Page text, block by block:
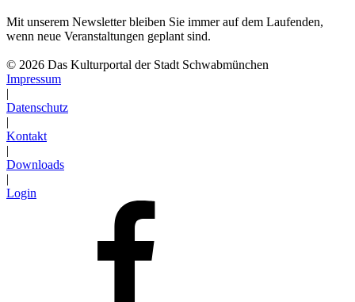
Mit unserem Newsletter bleiben Sie immer auf dem Laufenden,
wenn neue Veranstaltungen geplant sind.
© 2026 Das Kulturportal der Stadt Schwabmünchen
Impressum
|
Datenschutz
|
Kontakt
|
Downloads
|
Login